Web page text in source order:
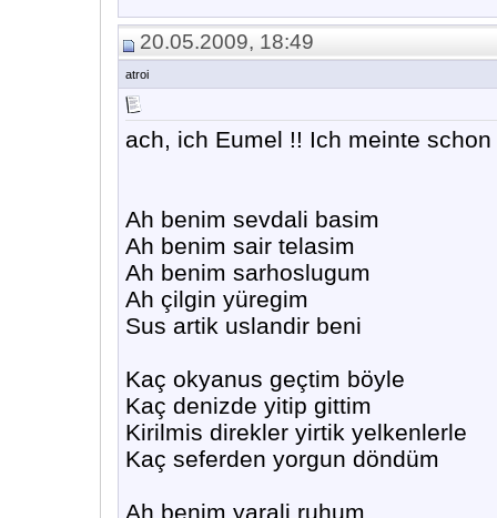
20.05.2009, 18:49
atroi
ach, ich Eumel !! Ich meinte
Ah benim sevdali basim
Ah benim sair telasim
Ah benim sarhoslugum
Ah çilgin yüregim
Sus artik uslandir beni
Kaç okyanus geçtim böyle
Kaç denizde yitip gittim
Kirilmis direkler yirtik yelkenlerle
Kaç seferden yorgun döndüm
Ah benim yarali ruhum